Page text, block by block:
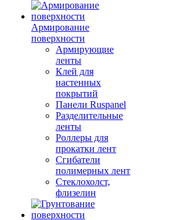
Армирование
поверхности
Армирующие
ленты
Клей для
настенных
покрытий
Панели Ruspanel
Разделительные
ленты
Роллеры для
прокатки лент
Сгибатели
полимерных лент
Стеклохолст,
флизелин